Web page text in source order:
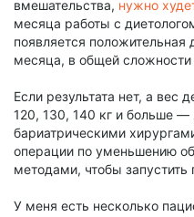
вмешательства, нужно
месяца работы с
появляется
месяца, в общей
Если результата нет, а вес
120, 130, 140 кг и больше —
бариатрическими
операции по уменьшению
методами, чтобы
У меня есть несколько